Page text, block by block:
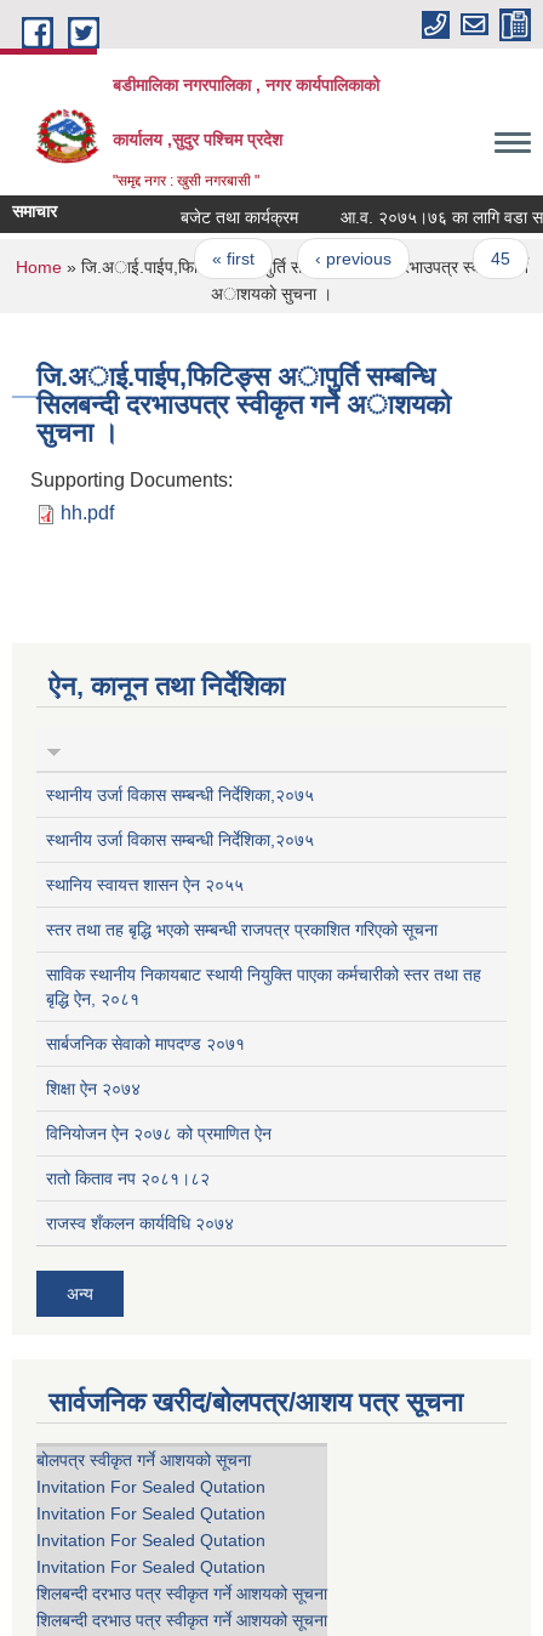
Skip to main content
बडीमालिका नगरपालिका , नगर कार्यपालिकाको
कार्यालय ,सुदुर पश्चिम प्रदेश
"समृद्द नगर : खुसी नगरबासी "
समाचार बजेट तथा कार्यक्रम आ.व. २०७५।७६ का लागि वडा
Pages
« first ‹ previous … 45
You are here
Home» जि.अाई.पाईप,फिटिङ्स अापुर्ति सम्बन्धि सिलबन्दी दरभाउपत्र स्वीकृत गर्ने
अाशयकाे सुचना ।
जि.अाई.पाईप,फिटिङ्स अापुर्ति सम्बन्धि
सिलबन्दी दरभाउपत्र स्वीकृत गर्ने अाशयकाे
सुचना ।
Supporting Documents:
hh.pdf
ऐन, कानून तथा निर्देशिका
स्थानीय उर्जा विकास सम्बन्धी निर्देशिका,२०७५
स्थानीय उर्जा विकास सम्बन्धी निर्देशिका,२०७५
स्थानिय स्वायत्त शासन ऐन २०५५
स्तर तथा तह बृद्धि भएको सम्बन्धी राजपत्र प्रकाशित गरिएको सूचना
साविक स्थानीय निकायबाट स्थायी नियुक्ति पाएका कर्मचारीको स्तर तथा तह
बृद्धि ऐन, २०८१
सार्बजनिक सेवाको मापदण्ड २०७१
शिक्षा ऐन २०७४
विनियोजन ऐन २०७८ को प्रमाणित ऐन
रातो किताव नप २०८१।८२
राजस्व शँकलन कार्यविधि २०७४
अन्य
सार्वजनिक खरीद/बोलपत्र/आशय पत्र सूचना
बोलपत्र स्वीकृत गर्ने आशयको सूचना
Invitation For Sealed Qutation
Invitation For Sealed Qutation
Invitation For Sealed Qutation
Invitation For Sealed Qutation
शिलबन्दी दरभाउ पत्र स्वीकृत गर्ने आशयको सूचना
शिलबन्दी दरभाउ पत्र स्वीकृत गर्ने आशयको सूचना